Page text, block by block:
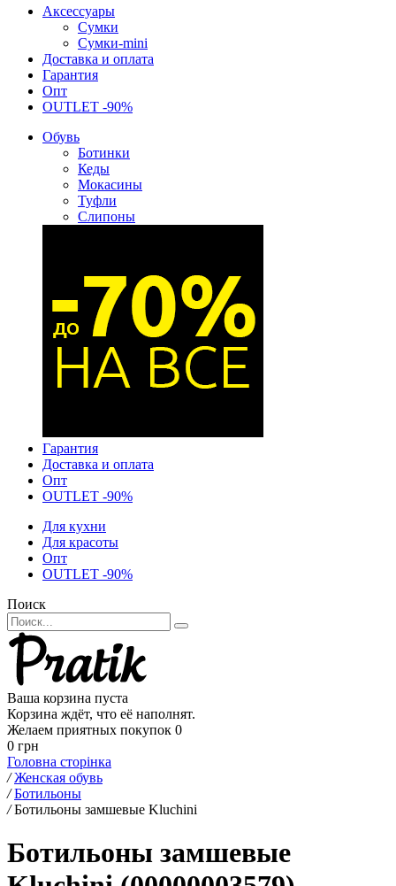
Аксессуары
Сумки
Сумки-mini
Доставка и оплата
Гарантия
Опт
OUTLET -90%
Обувь
Ботинки
Кеды
Мокасины
Туфли
Слипоны
Гарантия
Доставка и оплата
Опт
OUTLET -90%
Для кухни
Для красоты
Опт
OUTLET -90%
Поиск
Ваша корзина пуста
Корзина ждёт, что её наполнят.
Желаем приятных покупок 0
0 грн
Головна сторінка
/ Женская обувь
/ Ботильоны
/ Ботильоны замшевые Kluchini
Ботильоны замшевые